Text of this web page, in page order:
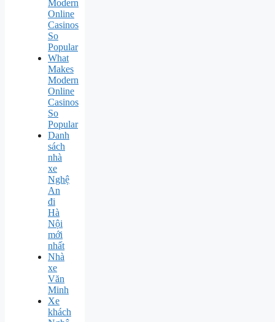
Modern
Online
Casinos
So
Popular
What
Makes
Modern
Online
Casinos
So
Popular
Danh
sách
nhà
xe
Nghệ
An
đi
Hà
Nội
mới
nhất
Nhà
xe
Văn
Minh
Xe
khách